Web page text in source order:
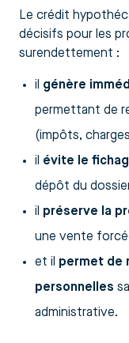
Le crédit
décisifs pour les
surendettement :
il génère
permettant de
(impôts,
il évite le
dépôt du
il préserve la
une vente
et il permet de
personnelles
administrative.